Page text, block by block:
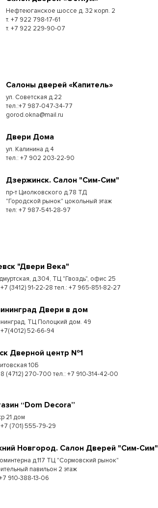
Нефтеюганское шоссе д. 32 корп. 2
т. +7 922 798-17-61
т. +7 922 229-90-07
Cалоны дверей «Капитель»
ул. Советская д.22
тел.:+7 987-047-34-77
gorod.okna@mail.ru
Двери Дома
ул. Калинина д.4
тел.: +7 902 203-22-90
Дзержинск. Салон "Сим-Сим"
пр-т Циолковского д.78 ТД
"Городской рынок" цокольный этаж
тел: +7 987-541-28-97
"Двери Века"
д.304, ТЦ "Гвоздь", офис 25
+7 (3412) 91-22-28 тел.: +7 965-851-82-27
Двери в дом
ТЦ Полоцкий дом. 49
+7(4012) 52-66-94
Дверной центр №1
10Б
8 (4712) 270-700 тел.: +7 910-314-42-00
“Dom Decora”
21 дом
(701) 555-79-29
Новгород. Салон Дверей "Сим-Сим"
д.117 ТЦ "Сормовский рынок"
павильон 2 этаж
910-388-13-06